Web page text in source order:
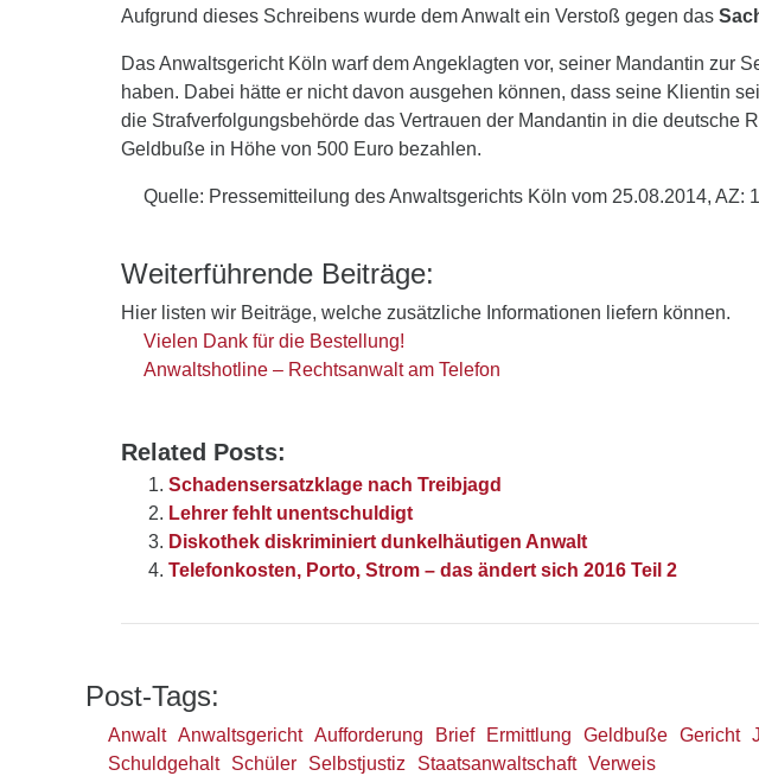
Aufgrund dieses Schreibens wurde dem Anwalt ein Verstoß gegen das
Das Anwaltsgericht Köln warf dem Angeklagten vor, seiner Mandantin zur
haben. Dabei hätte er nicht davon ausgehen können, dass seine Klientin
die Strafverfolgungsbehörde das Vertrauen der Mandantin in die deutsche
Geldbuße in Höhe von 500 Euro bezahlen.
Quelle: Pressemitteilung des Anwaltsgerichts Köln vom 25.08.2014, AZ:
Weiterführende Beiträge:
Hier listen wir Beiträge, welche zusätzliche Informationen liefern können.
Vielen Dank für die Bestellung!
Anwaltshotline – Rechtsanwalt am Telefon
Related Posts:
Schadensersatzklage nach Treibjagd
Lehrer fehlt unentschuldigt
Diskothek diskriminiert dunkelhäutigen Anwalt
Telefonkosten, Porto, Strom – das ändert sich 2016 Teil 2
Post-Tags:
Anwalt Anwaltsgericht Aufforderung Brief Ermittlung Geldbuße Gericht
Schuldgehalt
Schüler Selbstjustiz Staatsanwaltschaft Verweis